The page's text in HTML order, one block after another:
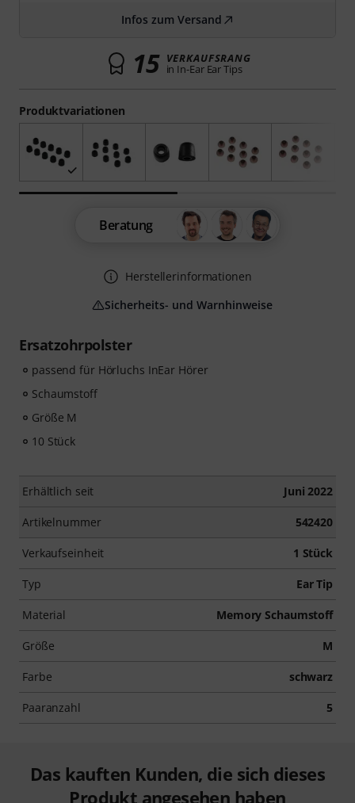
Ersatzohrpolster
passend für Hörluchs InEar Hörer
Schaumstoff
Größe M
10 Stück
Erhältlich seit Juni 2022
Artikelnummer 542420
Verkaufseinheit 1 Stück
Typ Ear Tip
Material Memory Schaumstoff
Größe M
Farbe schwarz
Paaranzahl 5
Produktvariationen
Infos zum Versand
15 VERKAUFSRANG
in In-Ear Ear Tips
Beratung
Herstellerinformationen
Sicherheits- und Warnhinweise
Das kauften Kunden, die sich dieses
Produkt angesehen haben